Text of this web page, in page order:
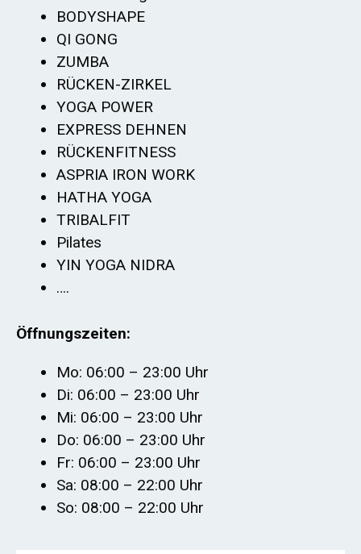
BODYSHAPE
QI GONG
ZUMBA
RÜCKEN-ZIRKEL
YOGA POWER
EXPRESS DEHNEN
RÜCKENFITNESS
ASPRIA IRON WORK
HATHA YOGA
TRIBALFIT
Pilates
YIN YOGA NIDRA
….
Öffnungszeiten:
Mo: 06:00 – 23:00 Uhr
Di: 06:00 – 23:00 Uhr
Mi: 06:00 – 23:00 Uhr
Do: 06:00 – 23:00 Uhr
Fr: 06:00 – 23:00 Uhr
Sa: 08:00 – 22:00 Uhr
So: 08:00 – 22:00 Uhr